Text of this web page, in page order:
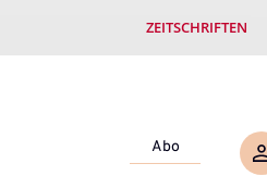
ZEITSCHRIFTEN
Abo